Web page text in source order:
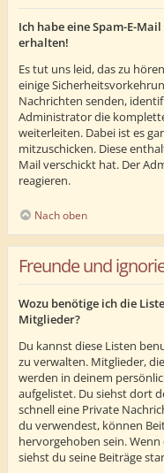
Ich habe eine Spam-E-
erhalten!
Es tut uns leid, das zu
einige
Nachrichten senden,
Administrator die
weiterleiten. Dabei ist es
mitzuschicken. Diese
Mail verschickt hat. Der
reagieren.
Nach oben
Freunde und
Wozu benötige ich die
Mitglieder?
Du kannst diese Listen
zu verwalten. Mitglieder,
werden in deinem
aufgelistet. Du siehst dort
schnell eine Private
du verwendest, können
hervorgehoben sein.
siehst du seine Beiträge